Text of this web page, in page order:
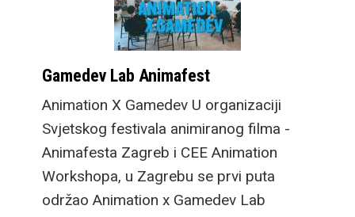
Gamedev Lab Animafest
Animation X Gamedev U organizaciji
Svjetskog festivala animiranog filma -
Animafesta Zagreb i CEE Animation
Workshopa, u Zagrebu se prvi puta
održao Animation x Gamedev Lab